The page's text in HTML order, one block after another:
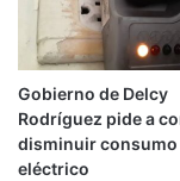
Gobierno de Delcy
Rodríguez pide a
disminuir consumo
eléctrico